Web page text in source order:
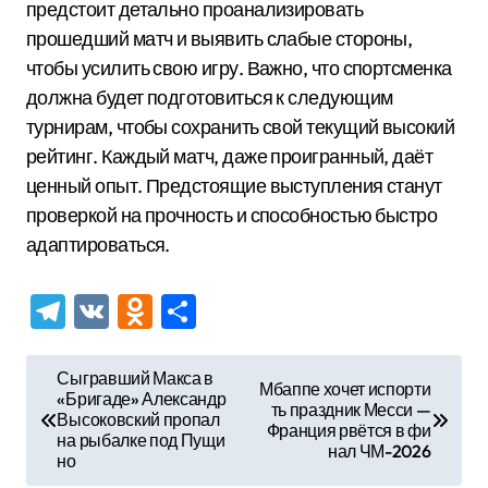
предстоит детально проанализировать
прошедший матч и выявить слабые стороны,
чтобы усилить свою игру. Важно, что спортсменка
должна будет подготовиться к следующим
турнирам, чтобы сохранить свой текущий высокий
рейтинг. Каждый матч, даже проигранный, даёт
ценный опыт. Предстоящие выступления станут
проверкой на прочность и способностью быстро
адаптироваться.
Telegram
VK Odnoklassniki
и
Сыгравший Макса в
«Бригаде» Александр
Высоковский пропал
на рыбалке под Пущи
но
Мбаппе хочет испорти
ть праздник Месси —
Франция рвётся в фи
нал ЧМ-2026